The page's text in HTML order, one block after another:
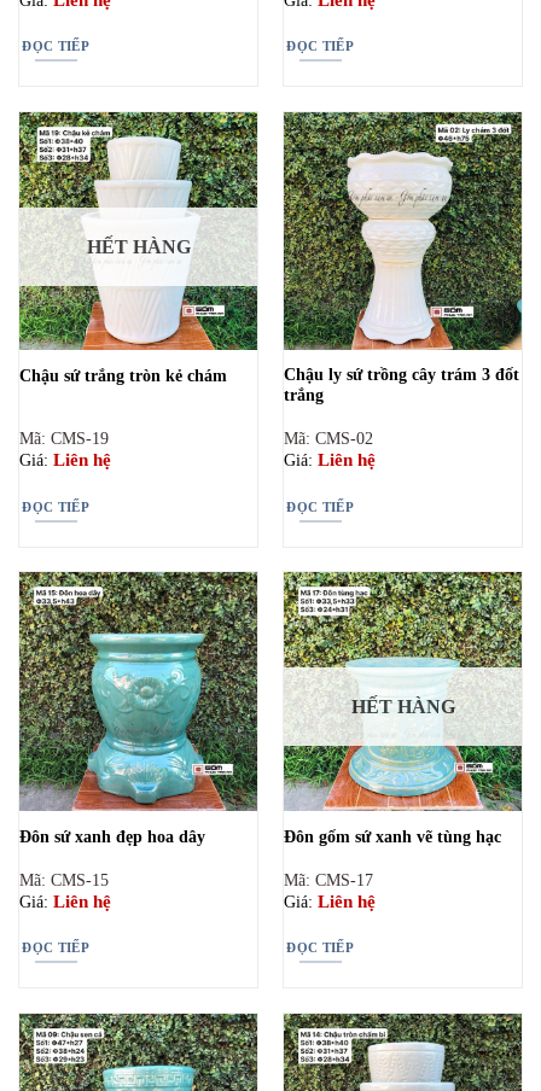
ĐỌC TIẾP ĐỌC TIẾP
HẾT HÀNG
Chậu sứ trắng tròn kẻ chám
Mã: CMS-19
Giá: Liên hệ
ĐỌC TIẾP
Chậu ly sứ trồng cây trám 3 đốt
trắng
Mã: CMS-02
Giá: Liên hệ
ĐỌC TIẾP
Đôn sứ xanh đẹp hoa dây
Mã: CMS-15
Giá: Liên hệ
ĐỌC TIẾP
HẾT HÀNG
Đôn gốm sứ xanh vẽ tùng hạc
Mã: CMS-17
Giá: Liên hệ
ĐỌC TIẾP